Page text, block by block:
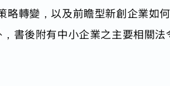
轉變，以及前瞻型新創企業如
書後附有中小企業之主要相關法